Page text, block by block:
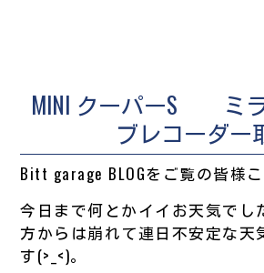
MINI クーパーS ミ
ブレコーダー
Bitt garage BLOGをご覧の皆様
今日まで何とかイイお天気でし
方からは崩れて連日不安定な天
す(>_<)。